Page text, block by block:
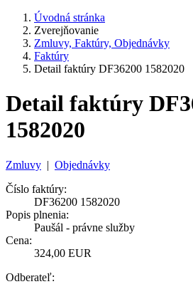
Úvodná stránka
Zverejňovanie
Zmluvy, Faktúry, Objednávky
Faktúry
Detail faktúry DF36200 1582020
Detail faktúry
1582020
Zmluvy | Objednávky
Číslo faktúry:
DF36200 1582020
Popis plnenia:
Paušál - právne služby
Cena:
324,00 EUR
Odberateľ: